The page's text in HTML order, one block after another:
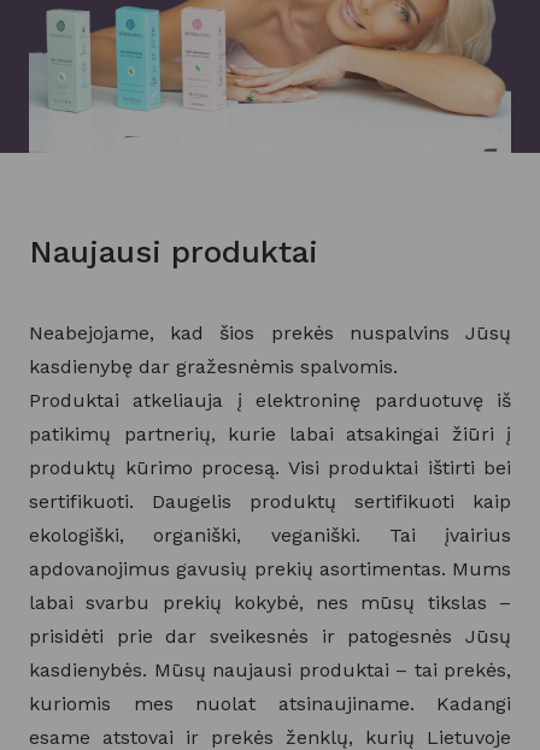
Naujausi produktai
Neabejojame, kad šios prekės nuspalvins Jūsų
kasdienybę dar gražesnėmis spalvomis.
Produktai atkeliauja į elektroninę parduotuvę iš
patikimų partnerių, kurie labai atsakingai žiūri į
produktų kūrimo procesą. Visi produktai ištirti bei
sertifikuoti. Daugelis produktų sertifikuoti kaip
ekologiški, organiški, veganiški. Tai įvairius
apdovanojimus gavusių prekių asortimentas. Mums
labai svarbu prekių kokybė, nes mūsų tikslas –
prisidėti prie dar sveikesnės ir patogesnės Jūsų
kasdienybės. Mūsų naujausi produktai – tai prekės,
kuriomis mes nuolat atsinaujiname. Kadangi
esame atstovai ir prekės ženklų, kurių Lietuvoje